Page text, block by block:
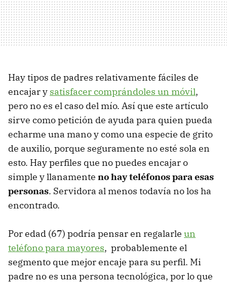
Hay tipos de padres relativamente fáciles de
encajar y satisfacer comprándoles un móvil,
pero no es el caso del mío. Así que este artículo
sirve como petición de ayuda para quien pueda
echarme una mano y como una especie de grito
de auxilio, porque seguramente no esté sola en
esto. Hay perfiles que no puedes encajar o
simple y llanamente no hay teléfonos para esas
personas. Servidora al menos todavía no los ha
encontrado.
Por edad (67) podría pensar en regalarle un
teléfono para mayores, probablemente el
segmento que mejor encaje para su perfil. Mi
padre no es una persona tecnológica, por lo que